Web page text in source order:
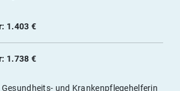
1.403 €
1.738 €
und Krankenpflegehelferin